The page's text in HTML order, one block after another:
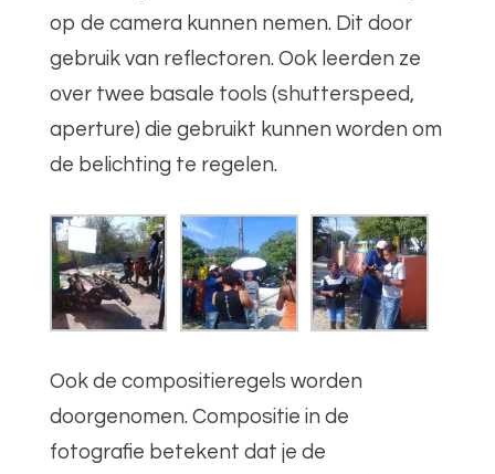
op de camera kunnen nemen. Dit door
gebruik van reflectoren. Ook leerden ze
over twee basale tools (shutterspeed,
aperture) die gebruikt kunnen worden om
de belichting te regelen.
Ook de compositieregels worden
doorgenomen. Compositie in de
fotografie betekent dat je de